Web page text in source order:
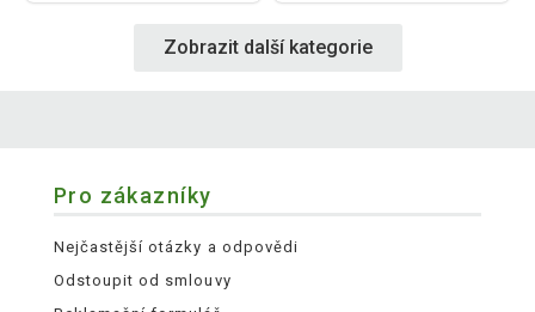
Zobrazit další kategorie
Pro zákazníky
Nejčastější otázky a odpovědi
Odstoupit od smlouvy